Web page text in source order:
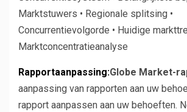
Marktstuwers • Regionale splitsing •
Concurrentievolgorde • Huidige
Marktconcentratieanalyse
Rapportaanpassing:Globe Market-
aanpassing van rapporten aan uw
rapport aanpassen aan uw behoeften.